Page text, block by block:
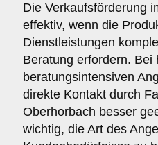
Die Verkaufsförderung
effektiv, wenn die
Dienstleistungen
Beratung erfordern. Bei
beratungsintensiven
direkte Kontakt durch
Oberhorbach besser
wichtig, die Art des